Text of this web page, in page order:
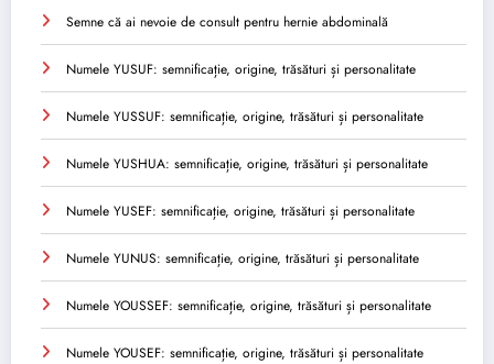
Semne că ai nevoie de consult pentru hernie abdominală
Numele YUSUF: semnificație, origine, trăsături și personalitate
Numele YUSSUF: semnificație, origine, trăsături și personalitate
Numele YUSHUA: semnificație, origine, trăsături și personalitate
Numele YUSEF: semnificație, origine, trăsături și personalitate
Numele YUNUS: semnificație, origine, trăsături și personalitate
Numele YOUSSEF: semnificație, origine, trăsături și personalitate
Numele YOUSEF: semnificație, origine, trăsături și personalitate